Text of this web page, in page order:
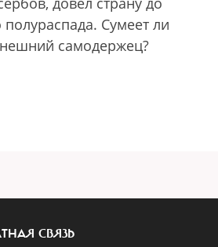
Сумеет ли
самодержец?
СВЯЗЬ